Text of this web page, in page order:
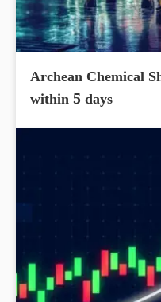
Archean Chemical
within 5 days